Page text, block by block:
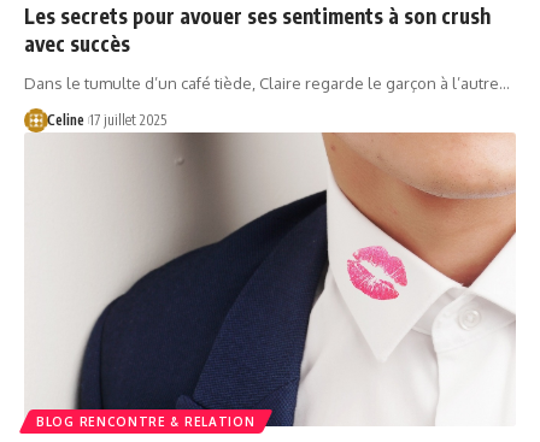
Les secrets pour avouer ses sentiments à son crush
avec succès
Dans le tumulte d’un café tiède, Claire regarde le garçon à l’autre…
Celine 17 juillet 2025
BLOG RENCONTRE & RELATION